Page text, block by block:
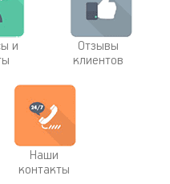
и
Отзывы
клиентов
Наши
контакты